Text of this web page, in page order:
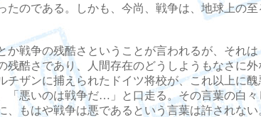
たのである。しかも、今尚、戦争は、地球上の至
戦争の残酷さということが言われるが、それは
残酷さであり、人間存在のどうしようもなさに外
チザンに捕えられたドイツ将校が、これ以上に醜
「悪いのは戦争だ…」と口走る。その言葉の白々
、もはや戦争は悪であるという言葉は許されない